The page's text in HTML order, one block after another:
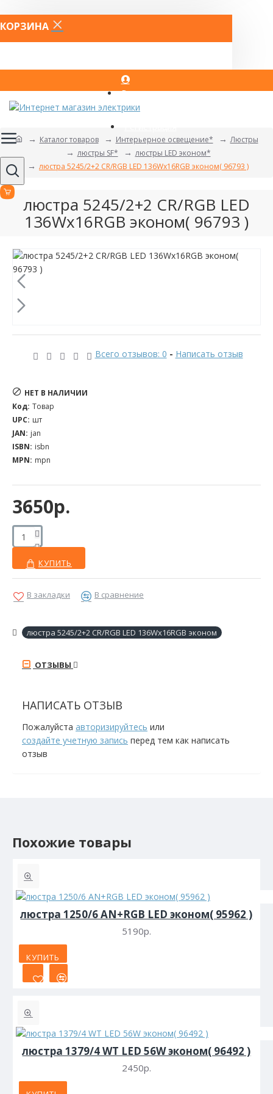
КОРЗИНА
Вход
Каталог товаров Интерьерное освещение*
Люстры
люстры SF*
люстры LED эконом*
люстра 5245/2+2 CR/RGB LED 136Wx16RGB эконом( 96793 )
люстра 5245/2+2 CR/RGB LED
136Wx16RGB эконом( 96793 )
Всего отзывов: 0 - Написать отзыв
3650р.
НЕТ В НАЛИЧИИ
Код: Товар
UPC: шт
JAN: jan
ISBN: isbn
MPN: mpn
КУПИТЬ
В закладки В сравнение
люстра 5245/2+2 CR/RGB LED 136Wx16RGB эконом
ОТЗЫВЫ
НАПИСАТЬ ОТЗЫВ
Пожалуйста авторизируйтесь или
создайте учетную запись перед тем как написать
отзыв
Похожие товары
люстра 1250/6 AN+RGB LED эконом( 95962 )
5190р.
КУПИТЬ
люстра 1379/4 WT LED 56W эконом( 96492 )
2450р.